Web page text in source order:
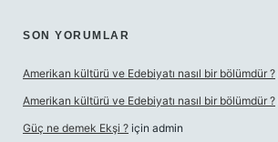
SON YORUMLAR
Amerikan kültürü ve Edebiyatı nasıl bir bölümdür ?
Amerikan kültürü ve Edebiyatı nasıl bir bölümdür ?
Güç ne demek Ekşi ? için admin